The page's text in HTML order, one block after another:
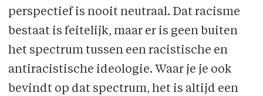
perspectief is nooit neutraal. Dat racisme
bestaat is feitelijk, maar er is geen buiten
het spectrum tussen een racistische en
antiracistische ideologie. Waar je je ook
bevindt op dat spectrum, het is altijd een